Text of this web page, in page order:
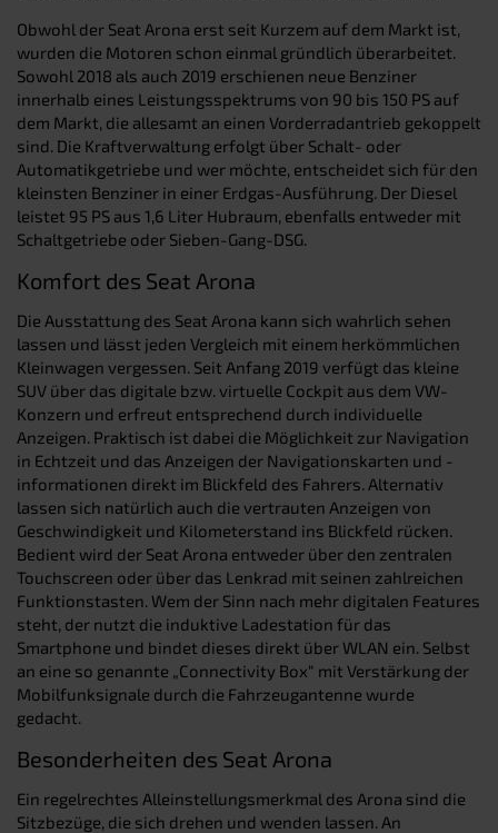
Obwohl der Seat Arona erst seit Kurzem auf dem Markt ist,
wurden die Motoren schon einmal gründlich überarbeitet.
Sowohl 2018 als auch 2019 erschienen neue Benziner
innerhalb eines Leistungsspektrums von 90 bis 150 PS auf
dem Markt, die allesamt an einen Vorderradantrieb gekoppelt
sind. Die Kraftverwaltung erfolgt über Schalt- oder
Automatikgetriebe und wer möchte, entscheidet sich für den
kleinsten Benziner in einer Erdgas-Ausführung. Der Diesel
leistet 95 PS aus 1,6 Liter Hubraum, ebenfalls entweder mit
Schaltgetriebe oder Sieben-Gang-DSG.
Komfort des Seat Arona
Die Ausstattung des Seat Arona kann sich wahrlich sehen
lassen und lässt jeden Vergleich mit einem herkömmlichen
Kleinwagen vergessen. Seit Anfang 2019 verfügt das kleine
SUV über das digitale bzw. virtuelle Cockpit aus dem VW-
Konzern und erfreut entsprechend durch individuelle
Anzeigen. Praktisch ist dabei die Möglichkeit zur Navigation
in Echtzeit und das Anzeigen der Navigationskarten und -
informationen direkt im Blickfeld des Fahrers. Alternativ
lassen sich natürlich auch die vertrauten Anzeigen von
Geschwindigkeit und Kilometerstand ins Blickfeld rücken.
Bedient wird der Seat Arona entweder über den zentralen
Touchscreen oder über das Lenkrad mit seinen zahlreichen
Funktionstasten. Wem der Sinn nach mehr digitalen Features
steht, der nutzt die induktive Ladestation für das
Smartphone und bindet dieses direkt über WLAN ein. Selbst
an eine so genannte „Connectivity Box“ mit Verstärkung der
Mobilfunksignale durch die Fahrzeugantenne wurde
gedacht.
Besonderheiten des Seat Arona
Ein regelrechtes Alleinstellungsmerkmal des Arona sind die
Sitzbezüge, die sich drehen und wenden lassen. An